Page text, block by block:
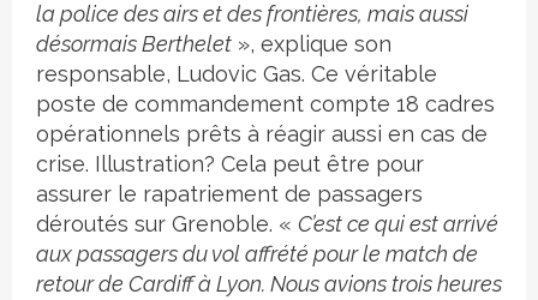
la police des airs et des frontières, mais aussi
désormais Berthelet », explique son
responsable, Ludovic Gas. Ce véritable
poste de commandement compte 18 cadres
opérationnels prêts à réagir aussi en cas de
crise. Illustration? Cela peut être pour
assurer le rapatriement de passagers
déroutés sur Grenoble. « C’est ce qui est arrivé
aux passagers du vol affrété pour le match de
retour de Cardiff à Lyon. Nous avions trois heures